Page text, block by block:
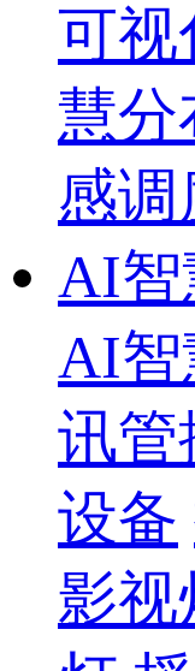
可视
慧分
感调
AI智
AI智
讯管
设备
影视